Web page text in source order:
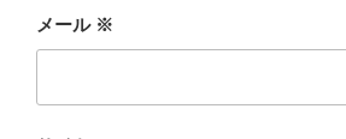
メール ※